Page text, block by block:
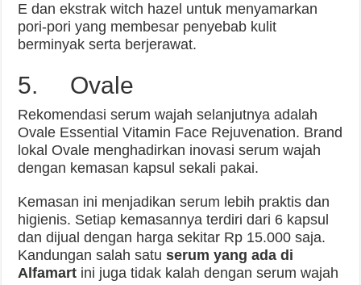
E dan ekstrak witch hazel untuk menyamarkan
pori-pori yang membesar penyebab kulit
berminyak serta berjerawat.
5. Ovale
Rekomendasi serum wajah selanjutnya adalah
Ovale Essential Vitamin Face Rejuvenation. Brand
lokal Ovale menghadirkan inovasi serum wajah
dengan kemasan kapsul sekali pakai.
Kemasan ini menjadikan serum lebih praktis dan
higienis. Setiap kemasannya terdiri dari 6 kapsul
dan dijual dengan harga sekitar Rp 15.000 saja.
Kandungan salah satuserum yang ada di
Alfamart ini juga tidak kalah dengan serum wajah